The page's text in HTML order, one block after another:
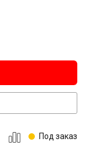
Под заказ